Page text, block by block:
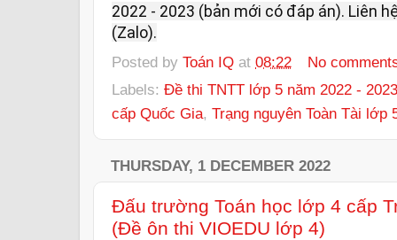
2022 - 2023 (bản mới có đáp án). Liên
(Zalo).
Posted by Toán IQ at 08:22
No
Labels: Đề thi TNTT lớp 5 năm 2022 - 2023
cấp Quốc Gia, Trạng nguyên Toàn Tài lớp
THURSDAY, 1 DECEMBER 2022
Đấu trường Toán học lớp 4 cấp
(Đề ôn thi VIOEDU lớp 4)